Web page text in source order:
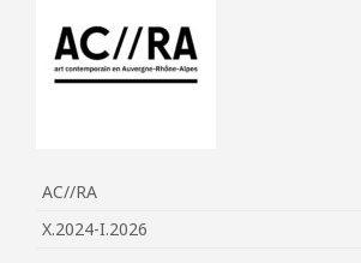
AC//RA
X.2024-I.2026